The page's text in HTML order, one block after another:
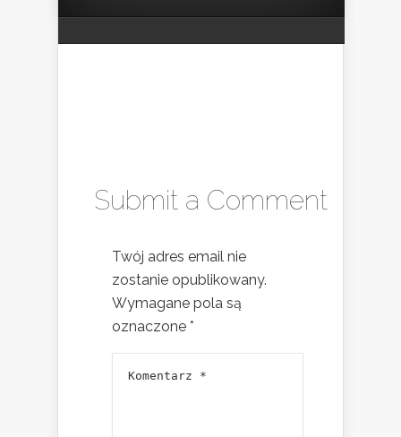
Submit a Comment
Twój adres email nie
zostanie opublikowany.
Wymagane pola są
oznaczone *